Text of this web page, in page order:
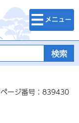
検索・メニュ
ー
ページ番号：839430